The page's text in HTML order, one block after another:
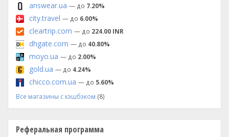
answear.ua — до 7.20%
city.travel — до 6.00%
cleartrip.com — до 224.00 INR
dhgate.com — до 40.80%
moyo.ua — до 2.00%
gold.ua — до 4.24%
chicco.com.ua — до 5.60%
Все магазины с кэшбэком (8)
Реферальная программа